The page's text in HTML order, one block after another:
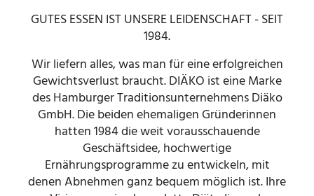
GUTES ESSEN IST UNSERE LEIDENSCHAFT - SEIT
1984.
Wir liefern alles, was man für eine erfolgreichen
Gewichtsverlust braucht. DIÄKO ist eine Marke
des Hamburger Traditionsunternehmens Diäko
GmbH. Die beiden ehemaligen Gründerinnen
hatten 1984 die weit vorausschauende
Geschäftsidee, hochwertige
Ernährungsprogramme zu entwickeln, mit
denen Abnehmen ganz bequem möglich ist. Ihre